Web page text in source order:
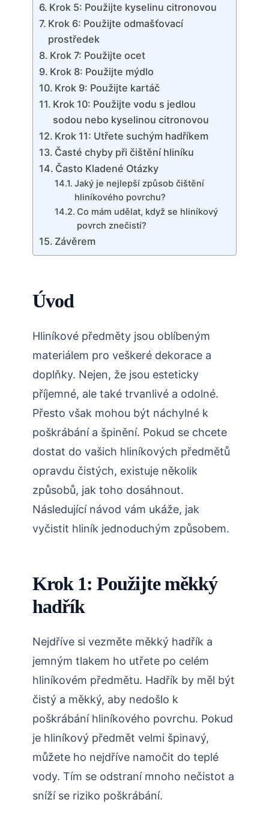
Krok 5: Použijte kyselinu citronovou
Krok 6: Použijte odmašťovací
prostředek
Krok 7: Použijte ocet
Krok 8: Použijte mýdlo
Krok 9: Použijte kartáč
Krok 10: Použijte vodu s jedlou
sodou nebo kyselinou citronovou
Krok 11: Utřete suchým hadříkem
Časté chyby při čištění hliníku
Často Kladené Otázky
Jaký je nejlepší způsob čištění
hliníkového povrchu?
Co mám udělat, když se hliníkový
povrch znečistí?
Závěrem
Úvod
Hliníkové předměty jsou oblíbeným
materiálem pro veškeré dekorace a
doplňky. Nejen, že jsou esteticky
příjemné, ale také trvanlivé a odolné.
Přesto však mohou být náchylné k
poškrábání a špinění. Pokud se chcete
dostat do vašich hliníkových předmětů
opravdu čistých, existuje několik
způsobů, jak toho dosáhnout.
Následující návod vám ukáže, jak
vyčistit hliník jednoduchým způsobem.
Krok 1: Použijte měkký
hadřík
Nejdříve si vezměte měkký hadřík a
jemným tlakem ho utřete po celém
hliníkovém předmětu. Hadřík by měl být
čistý a měkký, aby nedošlo k
poškrábání hliníkového povrchu. Pokud
je hliníkový předmět velmi špinavý,
můžete ho nejdříve namočit do teplé
vody. Tím se odstraní mnoho nečistot a
sníží se riziko poškrábání.